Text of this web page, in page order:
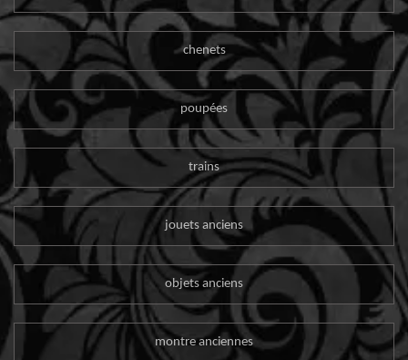
chenets
poupées
trains
jouets anciens
objets anciens
montre anciennes